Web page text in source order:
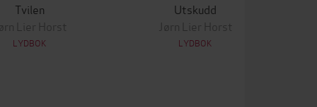
Tvilen
Jørn Lier Horst
LYDBOK
Utskudd
Jørn Lier Horst
LYDBOK